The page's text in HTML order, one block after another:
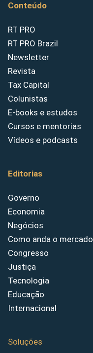
Conteúdo
RT PRO
RT PRO Brazil
Newsletter
Revista
Tax Capital
Colunistas
E-books e estudos
Cursos e mentorias
Vídeos e podcasts
Editorias
Governo
Economia
Negócios
Como anda o mercado
Congresso
Justiça
Tecnologia
Educação
Internacional
Soluções